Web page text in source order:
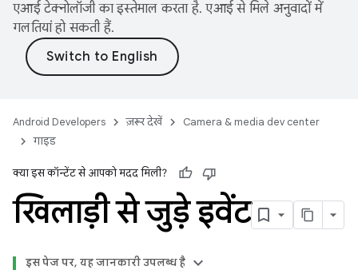
एआई टेक्नोलॉजी का इस्तेमाल करता है. एआई से मिले अनुवादों में
गलतियां हो सकती हैं.
Android Developers ज़रूर देखें
Camera & media dev center
गाइड
क्या इस कॉन्टेंट से आपको मदद मिली?
खिलाड़ी से जुड़े इवेंट
इस पेज पर, यह जानकारी उपलब्ध है